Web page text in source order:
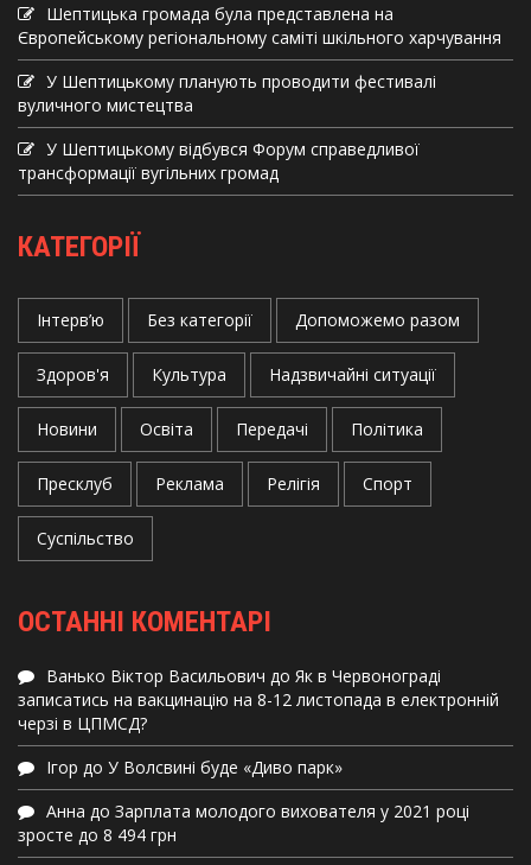
Шептицька громада була представлена на
Європейському регіональному саміті шкільного харчування
У Шептицькому планують проводити фестивалі
вуличного мистецтва
У Шептицькому відбувся Форум справедливої
трансформації вугільних громад
КАТЕГОРІЇ
Інтерв’ю Без категорії Допоможемо разом
Здоров'я Культура Надзвичайні ситуації
Новини Освіта Передачі Політика
Пресклуб Реклама Релігія Спорт
Суспільство
ОСТАННІ КОМЕНТАРІ
Ванько Віктор Васильович до Як в Червонограді
записатись на вакцинацію на 8-12 листопада в електронній
черзі в ЦПМСД?
Ігор до У Волсвині буде «Диво парк»
Анна до Зарплата молодого вихователя у 2021 році
зросте до 8 494 грн